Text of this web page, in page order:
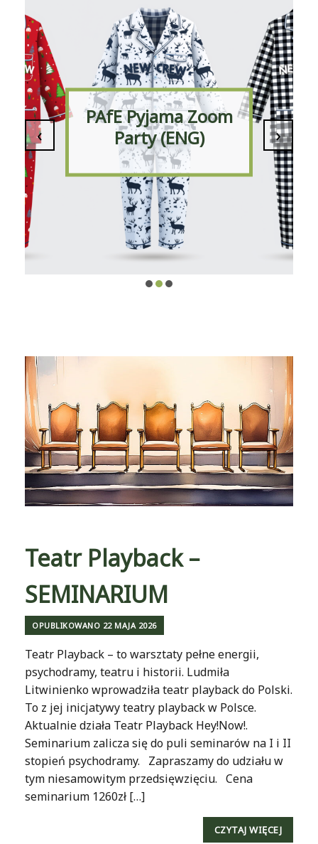
PAfE Pyjama Zoom
Party (ENG)
‹ ›
Teatr Playback –
SEMINARIUM
OPUBLIKOWANO 22 MAJA 2026
Teatr Playback – to warsztaty pełne energii,
psychodramy, teatru i historii. Ludmiła
Litwinienko wprowadziła teatr playback do Polski.
To z jej inicjatywy teatry playback w Polsce.
Aktualnie działa Teatr Playback Hey!Now!.
Seminarium zalicza się do puli seminarów na I i II
stopień psychodramy. Zapraszamy do udziału w
tym niesamowitym przedsięwzięciu. Cena
seminarium 1260zł […]
CZYTAJ WIĘCEJ